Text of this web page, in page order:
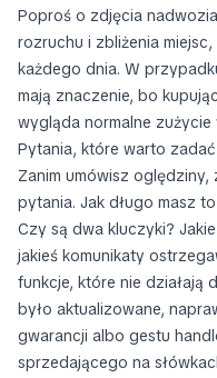
Poproś o zdjęcia
rozruchu i zbliżenia
każdego dnia. W
mają znaczenie, bo
wygląda normalne zużycie
Pytania, które warto
Zanim umówisz
pytania. Jak długo masz
Czy są dwa kluczyki?
jakieś komunikaty
funkcje, które nie działają
było aktualizowane,
gwarancji albo gestu
sprzedającego na